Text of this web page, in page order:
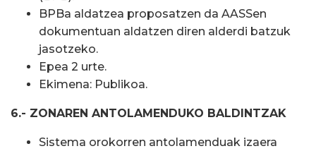
BPBa aldatzea proposatzen da AASSen
dokumentuan aldatzen diren alderdi batzuk
jasotzeko.
Epea 2 urte.
Ekimena: Publikoa.
6.- ZONAREN ANTOLAMENDUKO BALDINTZAK
Sistema orokorren antolamenduak izaera